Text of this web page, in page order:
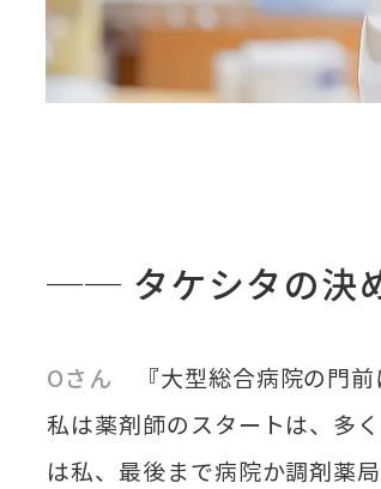
── タケシタの決
Oさん
『大型総合病院の門
私は薬剤師のスタートは、多
は私、最後まで病院か調剤薬